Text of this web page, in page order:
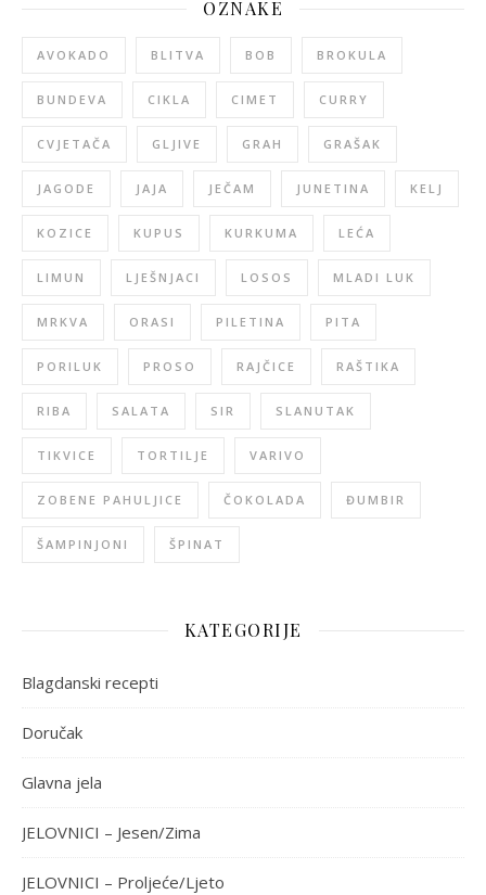
OZNAKE
AVOKADO BLITVA BOB BROKULA
BUNDEVA CIKLA CIMET CURRY
CVJETAČA GLJIVE GRAH GRAŠAK
JAGODE JAJA JEČAM JUNETINA KELJ
KOZICE KUPUS KURKUMA LEĆA
LIMUN LJEŠNJACI LOSOS MLADI LUK
MRKVA ORASI PILETINA PITA
PORILUK PROSO RAJČICE RAŠTIKA
RIBA SALATA SIR SLANUTAK
TIKVICE TORTILJE VARIVO
ZOBENE PAHULJICE ČOKOLADA ĐUMBIR
ŠAMPINJONI ŠPINAT
KATEGORIJE
Blagdanski recepti
Doručak
Glavna jela
JELOVNICI – Jesen/Zima
JELOVNICI – Proljeće/Ljeto